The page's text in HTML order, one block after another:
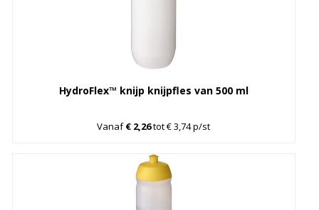
HydroFlex™ knijp knijpfles van 500 ml
Vanaf€ 2,26tot € 3,74 p/st